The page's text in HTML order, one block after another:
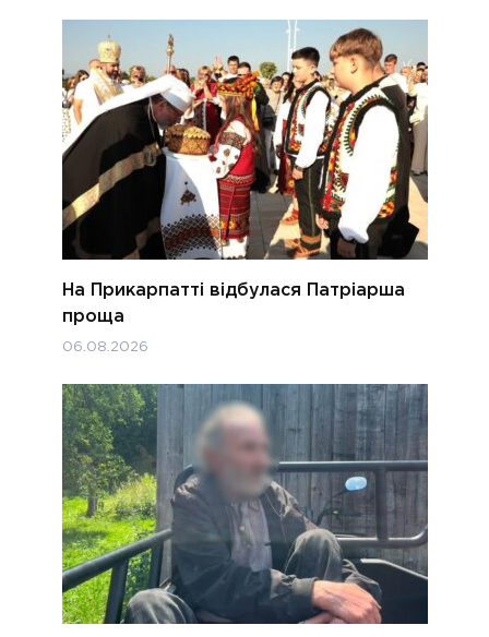
На Прикарпатті відбулася Патріарша
проща
06.08.2026